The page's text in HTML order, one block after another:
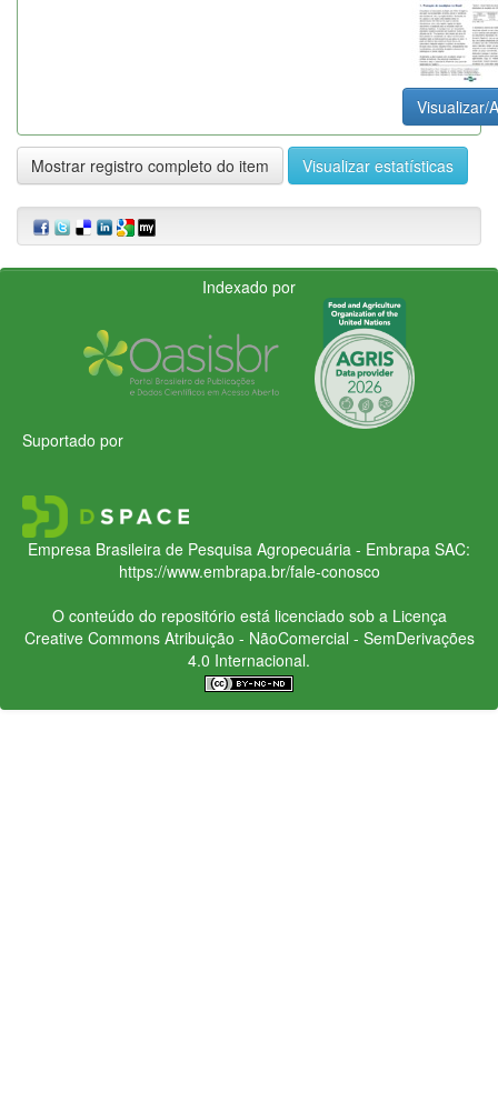
Visualizar/
Mostrar registro completo do item Visualizar estatísticas
Indexado por
Suportado por
Empresa Brasileira de Pesquisa Agropecuária - Embrapa SAC:
https://www.embrapa.br/fale-conosco
O conteúdo do repositório está licenciado sob a Licença
Creative CommonsAtribuição - NãoComercial - SemDerivações
4.0 Internacional.